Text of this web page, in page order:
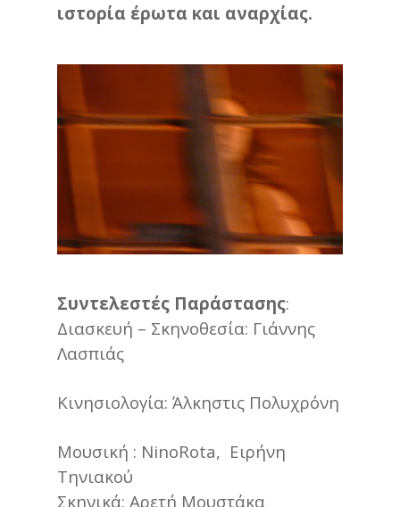
ιστορία έρωτα και αναρχίας.
Συντελεστές Παράστασης:
Διασκευή – Σκηνοθεσία: Γιάννης
Λασπιάς
Κινησιολογία: Άλκηστις Πολυχρόνη
Μουσική : NinoRota, Ειρήνη
Τηνιακού
Σκηνικά: Αρετή Μουστάκα